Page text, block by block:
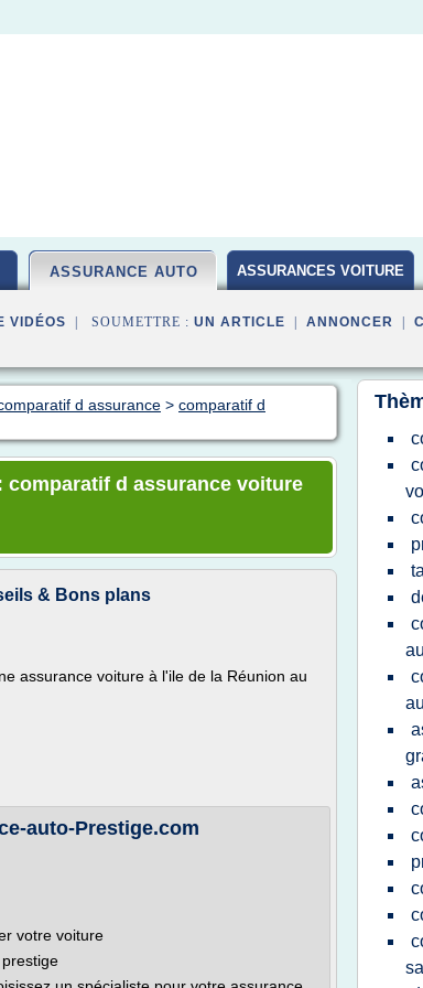
ASSURANCE AUTO ASSURANCES VOITURE
VIDÉOS | SOUMETTRE : UN ARTICLE ANNONCER
d assurance > comparatif d
d assurance voiture
& Bons plans
assurance voiture à l'ile de la Réunion au
auto-Prestige.com
votre voiture